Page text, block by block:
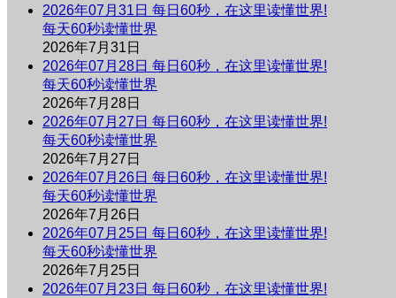
2026年07月31日 每日60秒，在这里读懂世界!
每天60秒读懂世界
2026年7月31日
2026年07月28日 每日60秒，在这里读懂世界!
每天60秒读懂世界
2026年7月28日
2026年07月27日 每日60秒，在这里读懂世界!
每天60秒读懂世界
2026年7月27日
2026年07月26日 每日60秒，在这里读懂世界!
每天60秒读懂世界
2026年7月26日
2026年07月25日 每日60秒，在这里读懂世界!
每天60秒读懂世界
2026年7月25日
2026年07月23日 每日60秒，在这里读懂世界!